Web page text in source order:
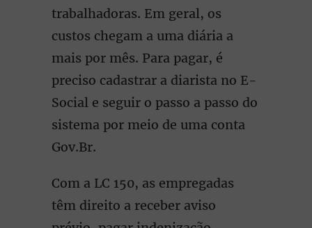
trabalhadoras. Em geral, os
custos chegam a uma diária a
mais por mês. Para pagar, é
preciso cadastrar a diarista no E-
Social e seguir o passo a passo do
sistema por meio de uma conta
Gov.Br.
Com a LC 150, as empregadas
têm direito a receber aviso